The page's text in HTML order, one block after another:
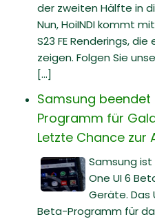
der zweiten Hälfte in
Nun, HoiINDI kommt
S23 FE Renderings,
zeigen. Folgen Sie
[...]
Samsung beendet
Programm für
Letzte Chance zur
Samsung ist
One UI 6
Geräte. Das
Beta-Programm für